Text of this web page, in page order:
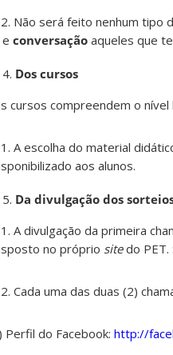
Não será feito nenhum tipo
e conversação aqueles que
Dos cursos
cursos compreendem o
A escolha do material
aos alunos.
Da divulgação dos
A divulgação da primeira
no próprio sitedo PET.
Cada uma das duas (2)
Perfil do Facebook: http://